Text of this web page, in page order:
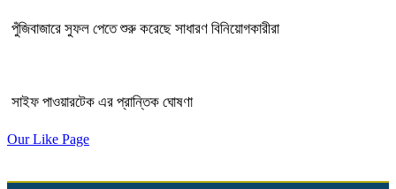
পুঁজিবাজারে সুফল পেতে শুরু করেছে সাধারণ বিনিয়োগকারীরা
সাইফ পাওয়ারটেক এর প্রান্তিক ঘোষণা
Our Like Page